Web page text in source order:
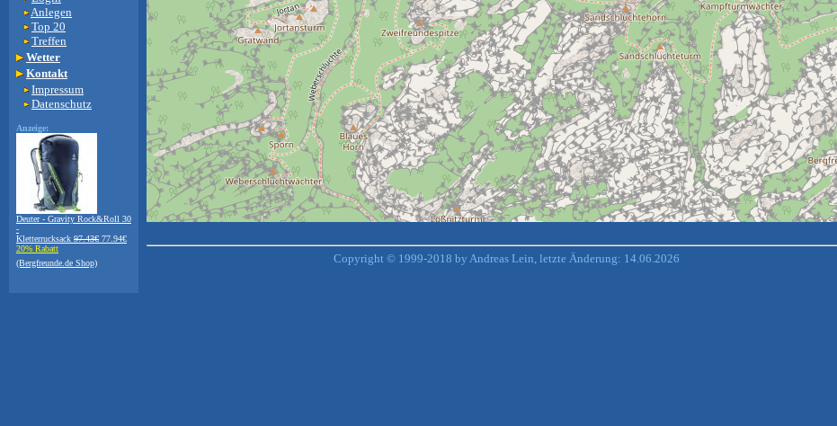
Anlegen
Top 20
Treffen
Wetter
Kontakt
Impressum
Datenschutz
Anzeige:
Deuter - Gravity Rock&Roll 30
-
Kletterrucksack 97.43€ 77.94€
20% Rabatt
(Bergfreunde.de Shop)
⇧
Copyright © 1999-2018 by Andreas Lein, letzte Änderung: 14.06.2026